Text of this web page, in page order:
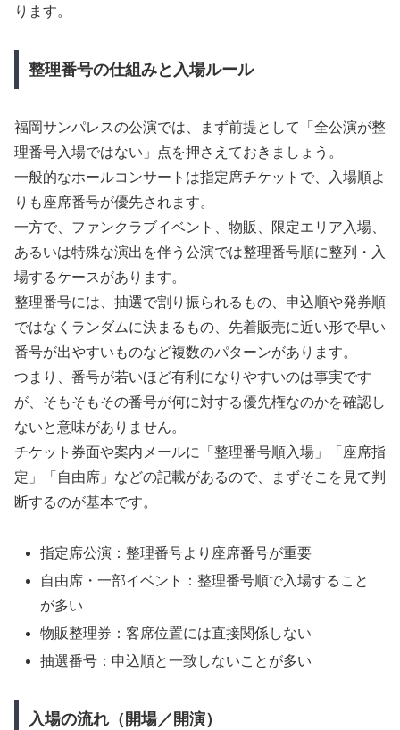
ります。
整理番号の仕組みと入場ルール
福岡サンパレスの公演では、まず前提として「全公演が整
理番号入場ではない」点を押さえておきましょう。
一般的なホールコンサートは指定席チケットで、入場順よ
りも座席番号が優先されます。
一方で、ファンクラブイベント、物販、限定エリア入場、
あるいは特殊な演出を伴う公演では整理番号順に整列・入
場するケースがあります。
整理番号には、抽選で割り振られるもの、申込順や発券順
ではなくランダムに決まるもの、先着販売に近い形で早い
番号が出やすいものなど複数のパターンがあります。
つまり、番号が若いほど有利になりやすいのは事実です
が、そもそもその番号が何に対する優先権なのかを確認し
ないと意味がありません。
チケット券面や案内メールに「整理番号順入場」「座席指
定」「自由席」などの記載があるので、まずそこを見て判
断するのが基本です。
指定席公演：整理番号より座席番号が重要
自由席・一部イベント：整理番号順で入場すること
が多い
物販整理券：客席位置には直接関係しない
抽選番号：申込順と一致しないことが多い
入場の流れ（開場／開演）